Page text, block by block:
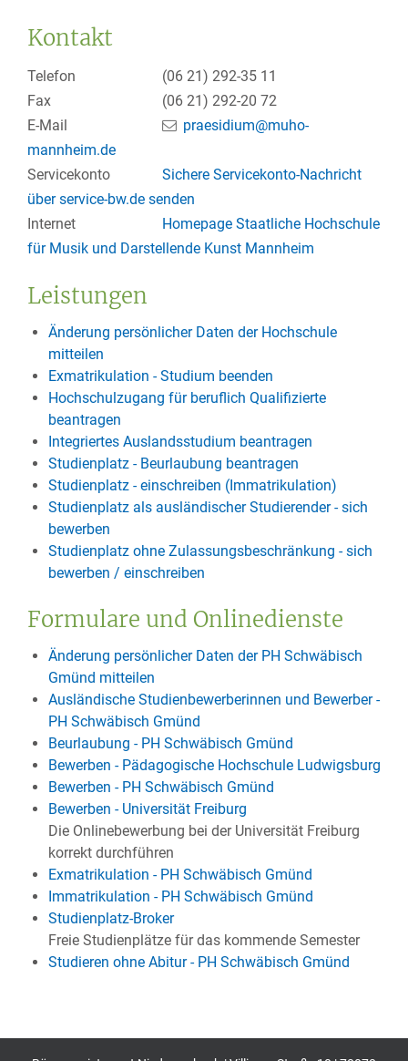
Kontakt
Telefon (06 21) 292-35 11
Fax
(06 21) 292-20 72
E-Mail
praesidium@muho-
mannheim.de
Servicekonto
Sichere Servicekonto-Nachricht
über service-bw.de senden
Internet
Homepage Staatliche Hochschule
für Musik und Darstellende Kunst Mannheim
Leistungen
Änderung persönlicher Daten der Hochschule
mitteilen
Exmatrikulation - Studium beenden
Hochschulzugang für beruflich Qualifizierte
beantragen
Integriertes Auslandsstudium beantragen
Studienplatz - Beurlaubung beantragen
Studienplatz - einschreiben (Immatrikulation)
Studienplatz als ausländischer Studierender - sich
bewerben
Studienplatz ohne Zulassungsbeschränkung - sich
bewerben / einschreiben
Formulare und Onlinedienste
Änderung persönlicher Daten der PH Schwäbisch
Gmünd mitteilen
Ausländische Studienbewerberinnen und Bewerber -
PH Schwäbisch Gmünd
Beurlaubung - PH Schwäbisch Gmünd
Bewerben - Pädagogische Hochschule Ludwigsburg
Bewerben - PH Schwäbisch Gmünd
Bewerben - Universität Freiburg
Die Onlinebewerbung bei der Universität Freiburg
korrekt durchführen
Exmatrikulation - PH Schwäbisch Gmünd
Immatrikulation - PH Schwäbisch Gmünd
Studienplatz-Broker
Freie Studienplätze für das kommende Semester
Studieren ohne Abitur - PH Schwäbisch Gmünd